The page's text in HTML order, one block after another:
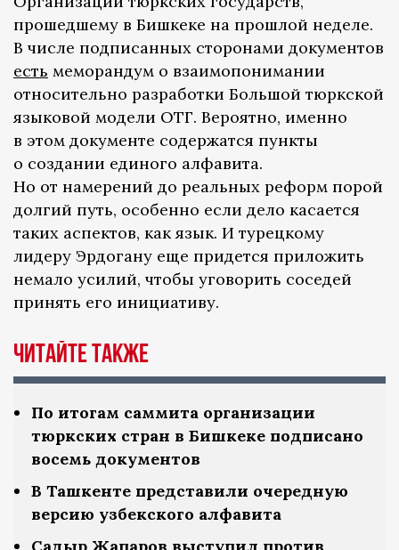
прошедшему в Бишкеке на прошлой неделе.
В числе подписанных сторонами документов
есть меморандум о взаимопонимании
относительно разработки Большой тюркской
языковой модели ОТГ. Вероятно, именно
в этом документе содержатся пункты
о создании единого алфавита.
Но от намерений до реальных реформ порой
долгий путь, особенно если дело касается
таких аспектов, как язык. И турецкому
лидеру Эрдогану еще придется приложить
немало усилий, чтобы уговорить соседей
принять его инициативу.
Читайте также
По итогам саммита организации
тюркских стран в Бишкеке подписано
восемь документов
В Ташкенте представили очередную
версию узбекского алфавита
Садыр Жапаров выступил против